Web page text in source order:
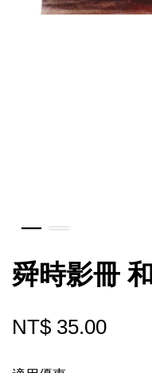
舜時影冊
NT$ 35.00